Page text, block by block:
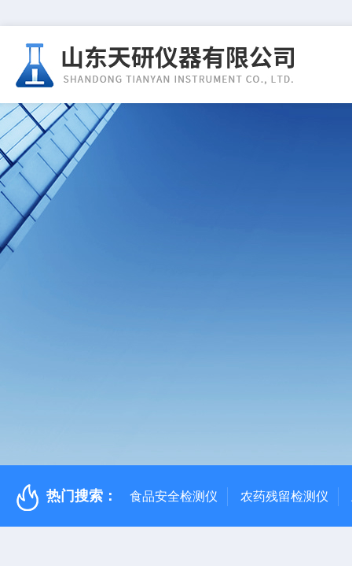
热门搜索： 食品安全检测仪 农药残留检测仪